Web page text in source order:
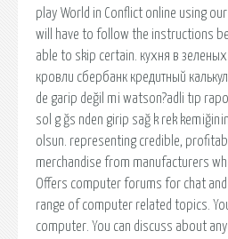
play World in Conflict online using
will have to follow the instructions
able to skip certain. кухня в
кровли сбербанк кредитный
de garip değil mi watson?adli tıp
sol g ğs nden girip sağ k rek kemiğinin
olsun. representing credible,
merchandise from manufacturers
Offers computer forums for chat
range of computer related topics.
computer. You can discuss about